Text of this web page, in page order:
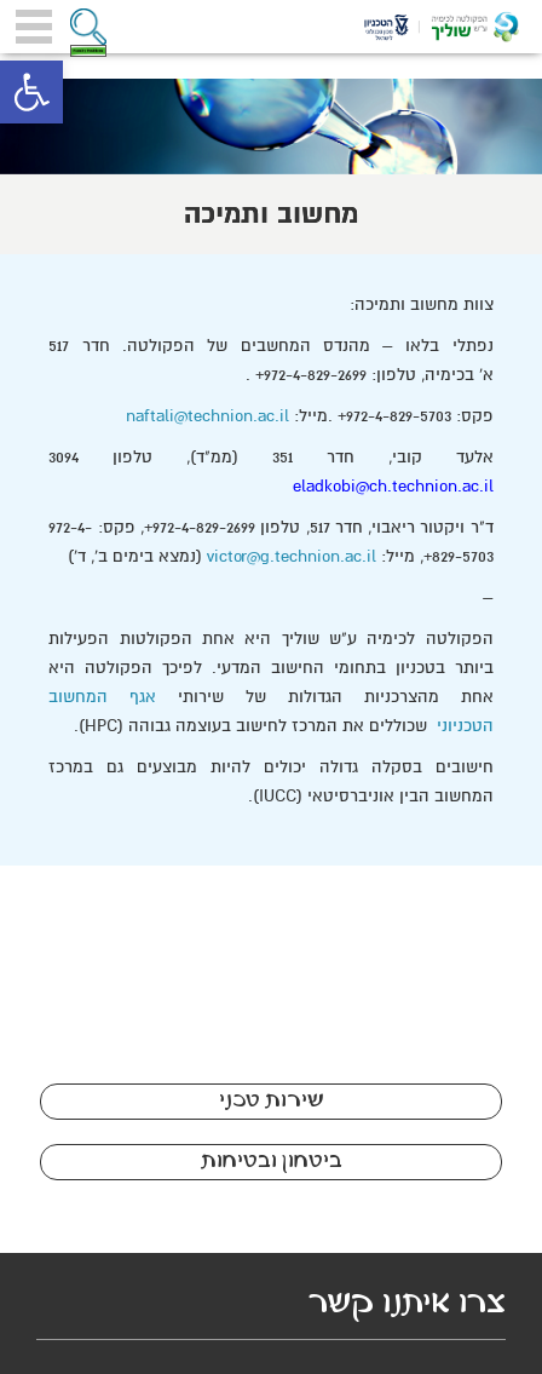
מחשוב ותמיכה
צוות מחשוב ותמיכה:
נפתלי בלאו – מהנדס המחשבים של הפקולטה. חדר 517
א' בכימיה, טלפון: 972-4-829-2699+ .
פקס: 972-4-829-5703+ .מייל:
naftali@technion.ac.il
אלעד קובי, חדר 351 (ממ"ד), טלפון 3094
eladkobi@ch.technion.ac.il
ד"ר ויקטור ריאבוי, חדר 517, טלפון 972-4-829-2699+, פקס: 972-4-
829-5703+, מייל:
victor@g.technion.ac.il (נמצא בימים ב', ד')
–
הפקולטה לכימיה ע"ש שוליך היא אחת הפקולטות הפעילות
ביותר בטכניון בתחומי החישוב המדעי. לפיכך הפקולטה היא
אחת מהצרכניות הגדולות של שירותי אגף המחשוב
הטכניוני שכוללים את המרכז לחישוב בעוצמה גבוהה (HPC).
חישובים בסקלה גדולה יכולים להיות מבוצעים גם במרכז
המחשוב הבין אוניברסיטאי (IUCC).
שירות טכני
ביטחון ובטיחות
צרו איתנו קשר